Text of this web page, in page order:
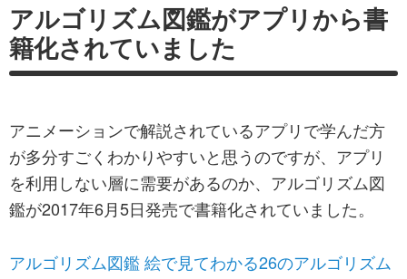
アルゴリズム図鑑がアプリから書
籍化されていました
アニメーションで解説されているアプリで学んだ方
が多分すごくわかりやすいと思うのですが、アプリ
を利用しない層に需要があるのか、アルゴリズム図
鑑が2017年6月5日発売で書籍化されていました。
アルゴリズム図鑑 絵で見てわかる26のアルゴリズム